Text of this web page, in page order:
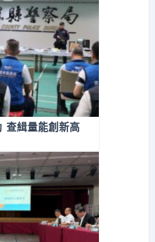
查緝量能創新高